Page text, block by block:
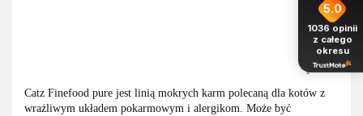
5.0
1036 opinii
z całego
okresu
Catz Finefood pure jest linią mokrych karm polecaną dla kotów z
wrażliwym układem pokarmowym i alergikom. Może być